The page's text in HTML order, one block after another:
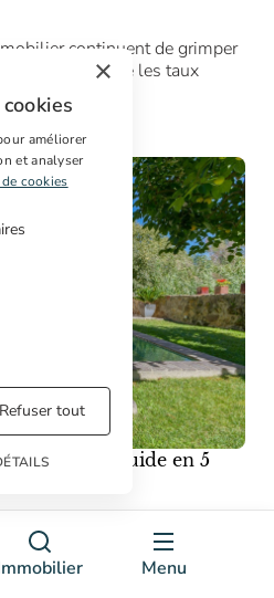
Menu
continuent de grimper
la crise et que les taux
Catalogne : guide en 5
internationaux doivent savoir –
à la compréhension des
×
améliorer
et analyser
cookies
Refuser tout